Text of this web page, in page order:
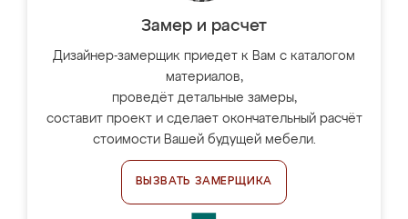
Замер и расчет
Дизайнер-замерщик приедет к Вам с каталогом
материалов,
проведёт детальные замеры,
составит проект и сделает окончательный расчёт
стоимости Вашей будущей мебели.
ВЫЗВАТЬ ЗАМЕРЩИКА